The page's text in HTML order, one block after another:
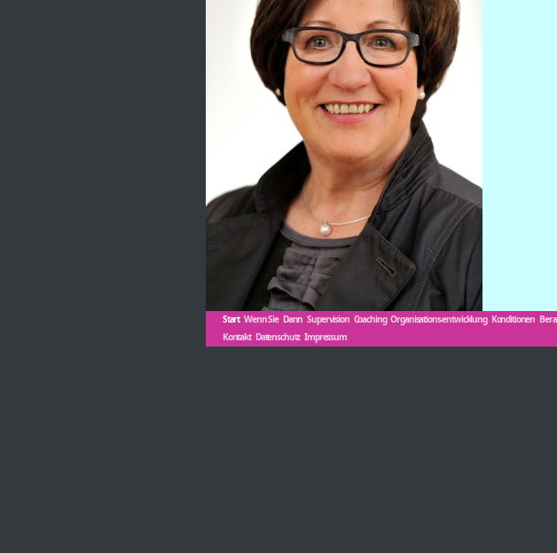
Start Wenn Sie Dann Supervision Coaching Organisations-entwicklung Konditionen
Kontakt Datenschutz Impressum